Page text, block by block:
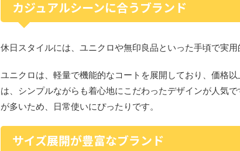
カジュアルシーンに合うブランド
休日スタイルには、ユニクロや無印良品といった手頃で実用
ユニクロは、軽量で機能的なコートを展開しており、価格
は、シンプルながらも着心地にこだわったデザインが人気
が多いため、日常使いにぴったりです。
サイズ展開が豊富なブランド